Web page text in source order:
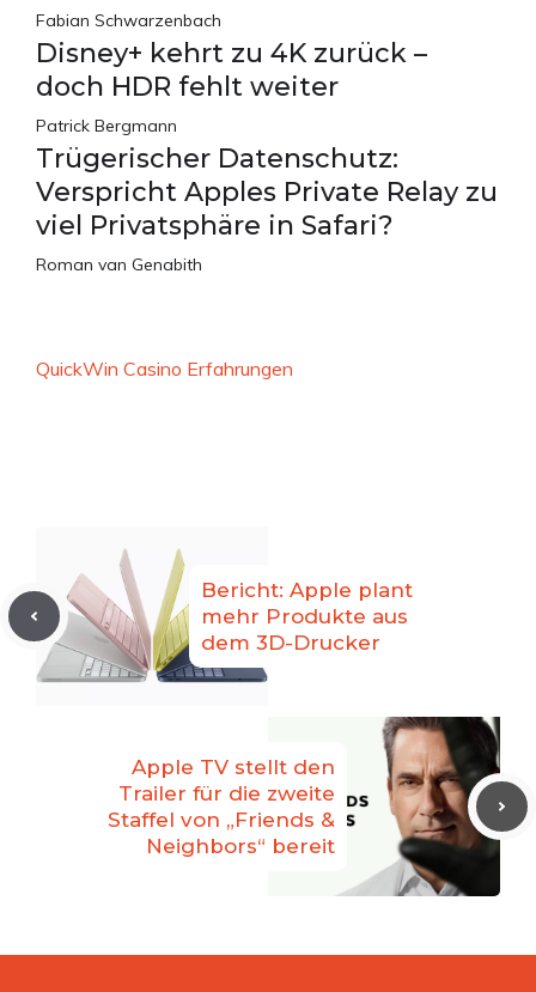
Fabian Schwarzenbach
Disney+ kehrt zu 4K zurück –
doch HDR fehlt weiter
Patrick Bergmann
Trügerischer Datenschutz:
Verspricht Apples Private Relay zu
viel Privatsphäre in Safari?
Roman van Genabith
QuickWin Casino Erfahrungen
Bericht: Apple plant
mehr Produkte aus
dem 3D-Drucker
Apple TV stellt den
Trailer für die zweite
Staffel von „Friends &
Neighbors“ bereit